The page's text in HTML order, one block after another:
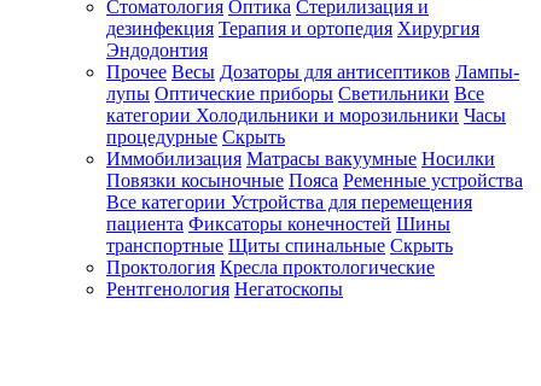
Стоматология Оптика Стерилизация и
дезинфекция Терапия и ортопедия Хирургия
Эндодонтия
Прочее Весы Дозаторы для антисептиков Лампы-
лупы Оптические приборы Светильники Все
категории Холодильники и морозильники Часы
процедурные Скрыть
Иммобилизация Матрасы вакуумные Носилки
Повязки косыночные Пояса Ременные устройства
Все категории Устройства для перемещения
пациента Фиксаторы конечностей Шины
транспортные Щиты спинальные Скрыть
Проктология Кресла проктологические
Рентгенология Негатоскопы